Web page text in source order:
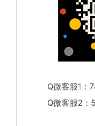
Q微客服1：
Q微客服2：